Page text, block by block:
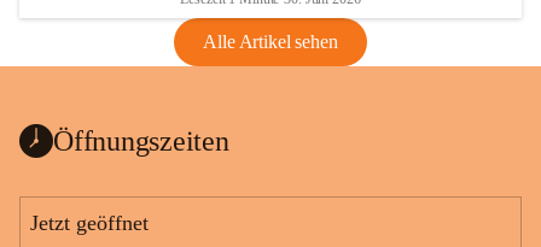
Alle Artikel sehen
Öffnungszeiten
Jetzt geöffnet